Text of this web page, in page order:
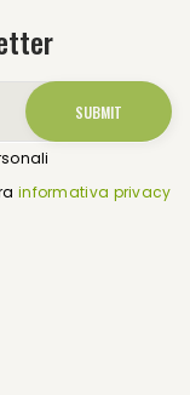
informativa privacy